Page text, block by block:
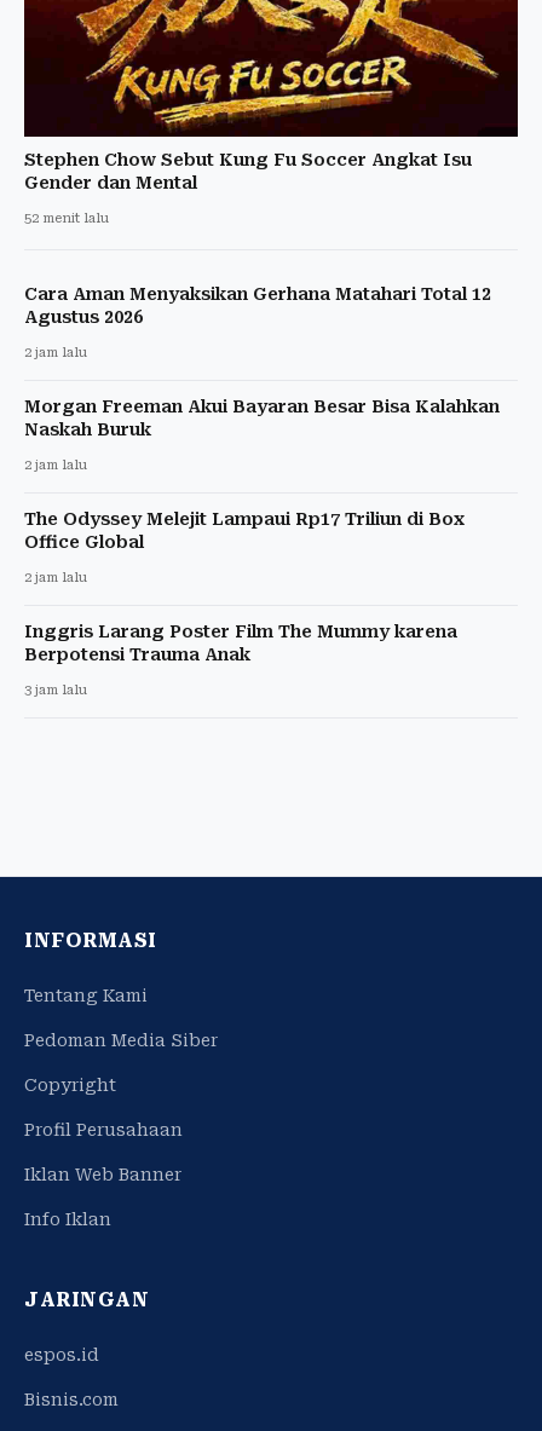
Stephen Chow Sebut Kung Fu Soccer Angkat Isu
Gender dan Mental
52 menit lalu
Cara Aman Menyaksikan Gerhana Matahari Total 12
Agustus 2026
2 jam lalu
Morgan Freeman Akui Bayaran Besar Bisa Kalahkan
Naskah Buruk
2 jam lalu
The Odyssey Melejit Lampaui Rp17 Triliun di Box
Office Global
2 jam lalu
Inggris Larang Poster Film The Mummy karena
Berpotensi Trauma Anak
3 jam lalu
INFORMASI
Tentang Kami
Pedoman Media Siber
Copyright
Profil Perusahaan
Iklan Web Banner
Info Iklan
JARINGAN
espos.id
Bisnis.com